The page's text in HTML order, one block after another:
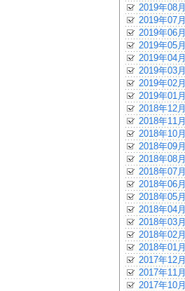
2019年08月
2019年07月
2019年06月
2019年05月
2019年04月
2019年03月
2019年02月
2019年01月
2018年12月
2018年11月
2018年10月
2018年09月
2018年08月
2018年07月
2018年06月
2018年05月
2018年04月
2018年03月
2018年02月
2018年01月
2017年12月
2017年11月
2017年10月